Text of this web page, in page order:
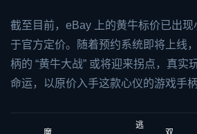
截至目前，eBay 上的黄牛标价已出
于官方定价。随着预约系统即将上线
柄的 “黄牛大战” 或将迎来拐点，真实
命运，以原价入手这款心仪的游戏手柄
逃